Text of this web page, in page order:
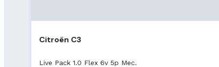
Citroën C3
Live Pack 1.0 Flex 6v 5p Mec.